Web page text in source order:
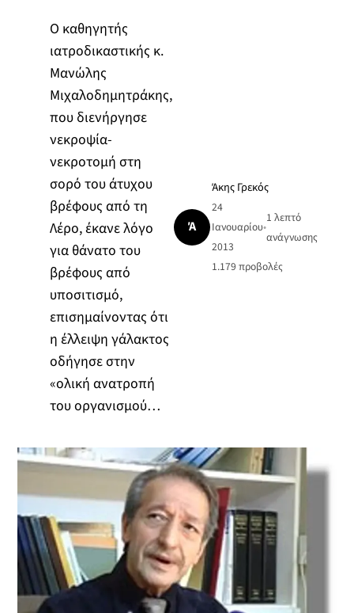
Ο καθηγητής
ιατροδικαστικής κ.
Μανώλης
Μιχαλοδημητράκης,
που διενήργησε
νεκροψία-
νεκροτομή στη
σορό του άτυχου
βρέφους από τη
Λέρο, έκανε λόγο
για θάνατο του
βρέφους από
υποσιτισμό,
επισημαίνοντας ότι
η έλλειψη γάλακτος
οδήγησε στην
«ολική ανατροπή
του οργανισμού…
Ά
Άκης Γρεκός
24
Ιανουαρίου
2013
•
1 λεπτό
ανάγνωσης
1.179 προβολές